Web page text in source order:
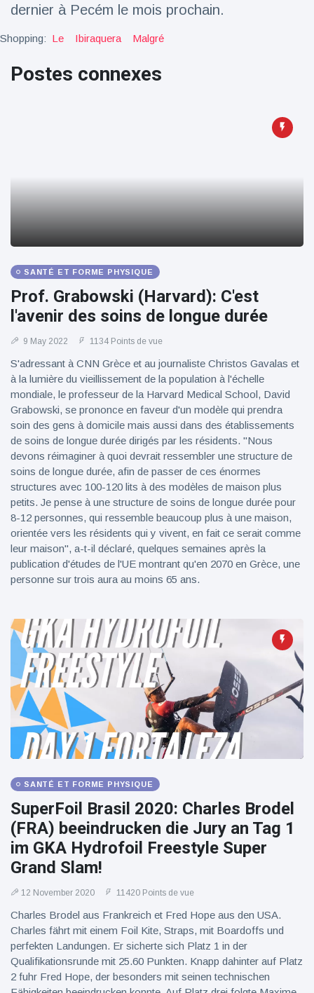
Maranello
Lotus dévoile
Emeya, sa
Hyper-GT
18 March
22
Points de vue
dernier à Pecém le mois prochain.
Shopping: Le Ibiraquera Malgré
Postes connexes
SANTÉ ET FORME PHYSIQUE
Prof. Grabowski (Harvard): C'est
l'avenir des soins de longue durée
9 May 2022 1134 Points de vue
S'adressant à CNN Grèce et au journaliste Christos Gavalas et
à la lumière du vieillissement de la population à l'échelle
mondiale, le professeur de la Harvard Medical School, David
Grabowski, se prononce en faveur d'un modèle qui prendra
soin des gens à domicile mais aussi dans des établissements
de soins de longue durée dirigés par les résidents. "Nous
devons réimaginer à quoi devrait ressembler une structure de
soins de longue durée, afin de passer de ces énormes
structures avec 100-120 lits à des modèles de maison plus
petits. Je pense à une structure de soins de longue durée pour
8-12 personnes, qui ressemble beaucoup plus à une maison,
orientée vers les résidents qui y vivent, en fait ce serait comme
leur maison", a-t-il déclaré, quelques semaines après la
publication d'études de l'UE montrant qu'en 2070 en Grèce, une
personne sur trois aura au moins 65 ans.
SANTÉ ET FORME PHYSIQUE
SuperFoil Brasil 2020: Charles Brodel
(FRA) beeindrucken die Jury an Tag 1
im GKA Hydrofoil Freestyle Super
Grand Slam!
12 November 2020 11420 Points de vue
Charles Brodel aus Frankreich et Fred Hope aus den USA.
Charles fährt mit einem Foil Kite, Straps, mit Boardoffs und
perfekten Landungen. Er sicherte sich Platz 1 in der
Qualifikationsrunde mit 25.60 Punkten. Knapp dahinter auf Platz
2 fuhr Fred Hope, der besonders mit seinen technischen